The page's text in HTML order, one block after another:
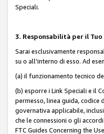
Speciali.
3. Responsabilità per il Tuo
Sarai esclusivamente
su o all'interno di esso. Ad
(a) il funzionamento tecnico
(b) esporre i Link Speciali e il
permesso, linea guida,
governativa applicabile,
che le connessioni o gli
FTC Guides Concerning the